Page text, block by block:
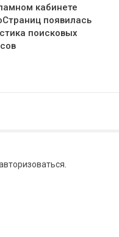
кабинете
появилась
поисковых